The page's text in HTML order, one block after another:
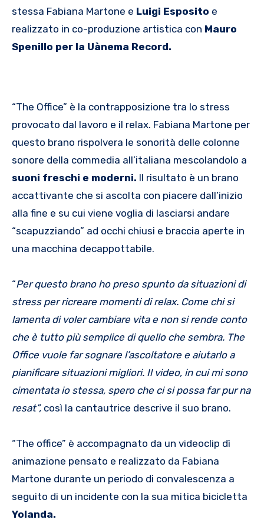
stessa Fabiana Martone e Luigi Esposito e
realizzato in co-produzione artistica con Mauro
Spenillo per la Uànema Record.
“The Office” è la contrapposizione tra lo stress
provocato dal lavoro e il relax. Fabiana Martone per
questo brano rispolvera le sonorità delle colonne
sonore della commedia all’italiana mescolandolo a
suoni freschi e moderni. Il risultato è un brano
accattivante che si ascolta con piacere dall’inizio
alla fine e su cui viene voglia di lasciarsi andare
“scapuzziando” ad occhi chiusi e braccia aperte in
una macchina decappottabile.
“Per questo brano ho preso spunto da situazioni di
stress per ricreare momenti di relax. Come chi si
lamenta di voler cambiare vita e non si rende conto
che è tutto più semplice di quello che sembra. The
Office vuole far sognare l’ascoltatore e aiutarlo a
pianificare situazioni migliori. Il video, in cui mi sono
cimentata io stessa, spero che ci si possa far pur na
resat”, così la cantautrice descrive il suo brano.
“The office” è accompagnato da un videoclip dì
animazione pensato e realizzato da Fabiana
Martone durante un periodo di convalescenza a
seguito di un incidente con la sua mitica bicicletta
Yolanda.